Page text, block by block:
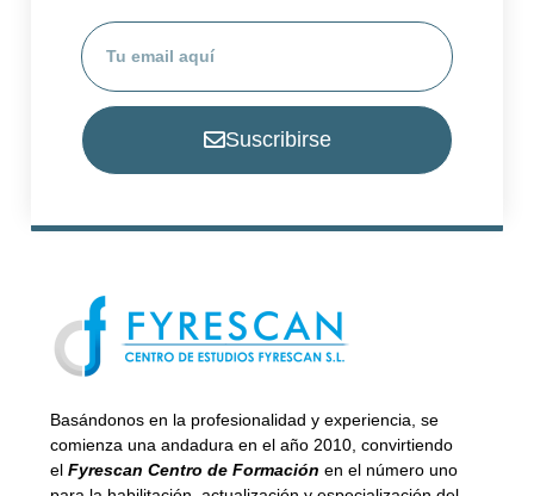
Suscribirse
Basándonos en la profesionalidad y experiencia, se
comienza una andadura en el año 2010, convirtiendo
el Fyrescan Centro de Formación en el número uno